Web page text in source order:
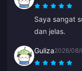
Saya sangat
dan jelas.
Guliza2026/08/